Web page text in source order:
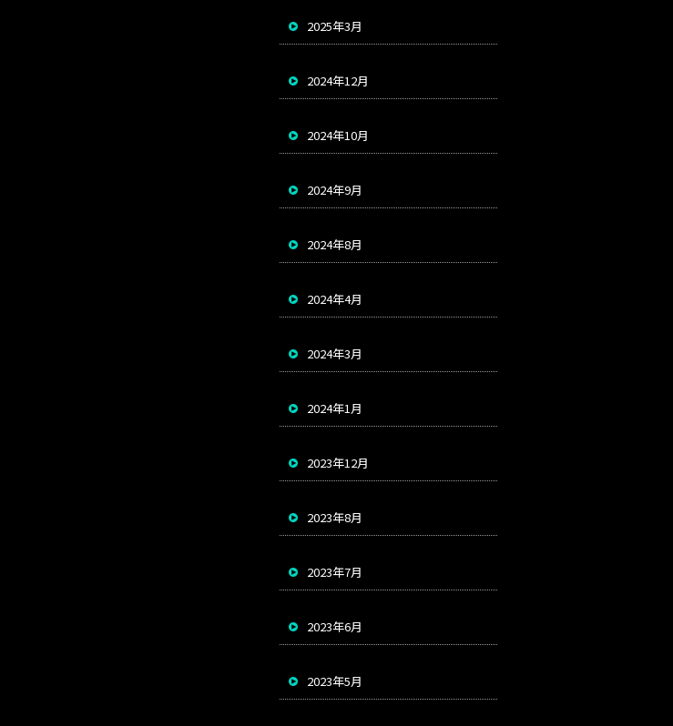
2025年3月
2024年12月
2024年10月
2024年9月
2024年8月
2024年4月
2024年3月
2024年1月
2023年12月
2023年8月
2023年7月
2023年6月
2023年5月